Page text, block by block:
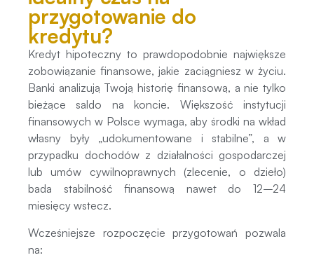
przygotowanie do
kredytu?
Kredyt hipoteczny to prawdopodobnie największe
zobowiązanie finansowe, jakie zaciągniesz w życiu.
Banki analizują Twoją historię finansową, a nie tylko
bieżące saldo na koncie. Większość instytucji
finansowych w Polsce wymaga, aby środki na wkład
własny były „udokumentowane i stabilne”, a w
przypadku dochodów z działalności gospodarczej
lub umów cywilnoprawnych (zlecenie, o dzieło)
bada stabilność finansową nawet do 12–24
miesięcy wstecz.
Wcześniejsze rozpoczęcie przygotowań pozwala
na: